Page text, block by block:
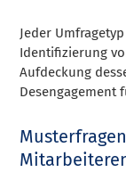
Jeder
Identifizierung
Aufdeckung
Desengagement